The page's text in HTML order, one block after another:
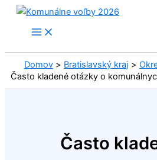
Preskočiť
Domov Bratislavský kraj
Často kladené otázky o
Často